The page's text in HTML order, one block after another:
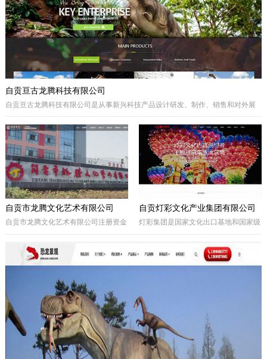
自贡亘古龙腾科技有限公司
自贡亘古龙腾科技有限公司是从事新兴科技产品设计研发、制作、销售和对外展
架、仿真远古植物、埋藏挖掘现场和行走恐龙服等仿真产品，现已成为行业内的
领军企业。
自贡灯彩文化产业集团有限公司
灯彩集团是国家文化出口基地和国家级
企业，集团子公司新亚彩灯是连续多年
由中央五部委联合授予的国家文化出口
州、安徽、甘肃、加拿大、美国等多个
控股合作团队。集团从…
自贡市龙腾文化艺术有限公司
自贡市龙腾文化艺术有限公司注册资金
之乡、中国灯城”美誉的四川省自贡
市。拥有“占地100余亩的中国彩灯仿真
司从事彩灯艺术工程、彩车彩船巡游工
程、趣味式景观游乐器具、景观雕塑工
程、城市文化符号美化亮化工程，以及
仿真恐龙、仿真动植物、化石制作和演
绎程控机器人研发生产。